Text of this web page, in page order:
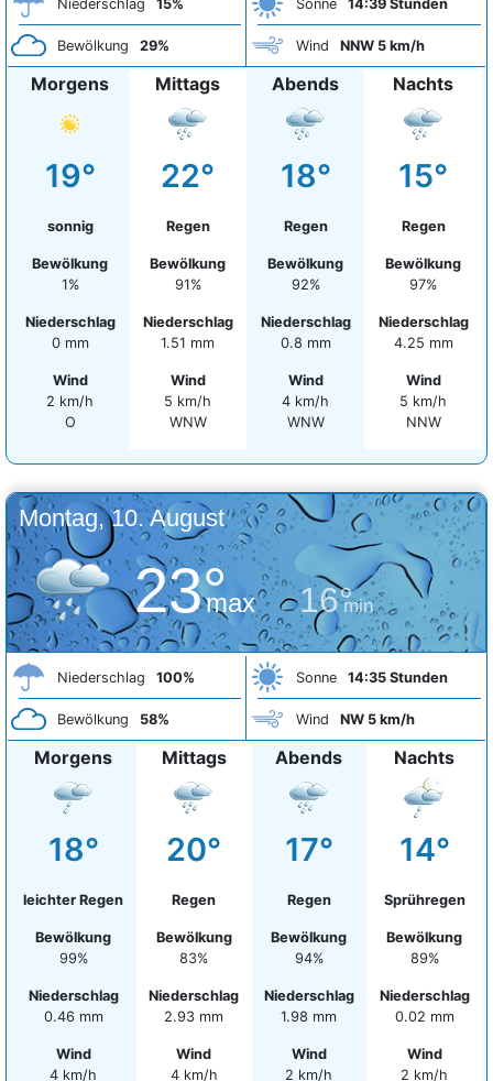
Niederschlag 15%
Bewölkung 29%
Sonne 14:39 Stunden
Wind NNW 5 km/h
Morgens
19°
sonnig
Bewölkung
1%
Niederschlag
0 mm
Wind
2 km/h
O
Mittags
22°
Regen
Bewölkung
91%
Niederschlag
1.51 mm
Wind
5 km/h
WNW
Abends
18°
Regen
Bewölkung
92%
Niederschlag
0.8 mm
Wind
4 km/h
WNW
Nachts
15°
Regen
Bewölkung
97%
Niederschlag
4.25 mm
Wind
5 km/h
NNW
Montag, 10. August
23°
max 16°
min
Niederschlag 100%
Bewölkung 58%
Sonne 14:35 Stunden
Wind NW 5 km/h
Morgens
18°
leichter Regen
Bewölkung
99%
Niederschlag
0.46 mm
Wind
4 km/h
Mittags
20°
Regen
Bewölkung
83%
Niederschlag
2.93 mm
Wind
4 km/h
Abends
17°
Regen
Bewölkung
94%
Niederschlag
1.98 mm
Wind
2 km/h
Nachts
14°
Sprühregen
Bewölkung
89%
Niederschlag
0.02 mm
Wind
2 km/h